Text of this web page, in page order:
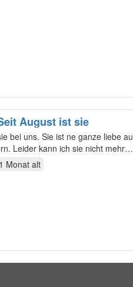
August ist sie
Maus.
Sie braucht sehr viel Auslauf. Hat Pfeffer im Hintern. Leider kann ich sie nicht mehr…
Monat alt